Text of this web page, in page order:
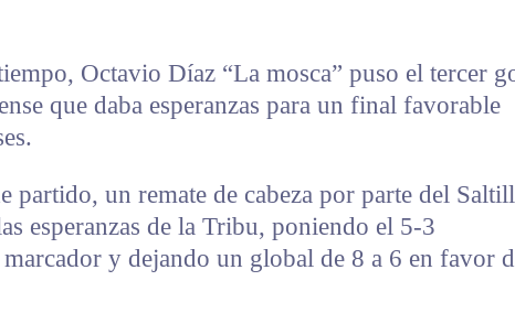
Octavio Díaz “La mosca” puso el tercer
que daba esperanzas para un final favorable
partido, un remate de cabeza por parte del
esperanzas de la Tribu, poniendo el 5-3
y dejando un global de 8 a 6 en favor